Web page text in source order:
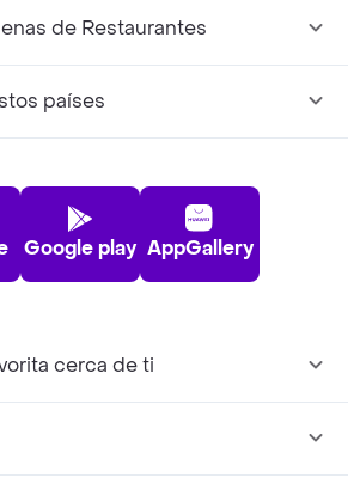
de Restaurantes
países
Google play AppGallery
cerca de ti